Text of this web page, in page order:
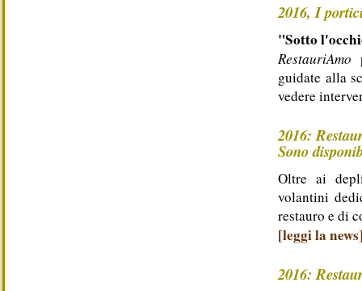
2016, I
"Sotto
RestauriAmo
guidate alla
vedere
2016:
Sono
Oltre ai
volantini
restauro e di
[leggi la
2016: